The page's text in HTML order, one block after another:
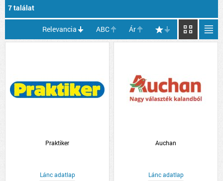
7 találat
Relevancia ABC Ár
Praktiker
Lánc adatlap
Auchan
Lánc adatlap